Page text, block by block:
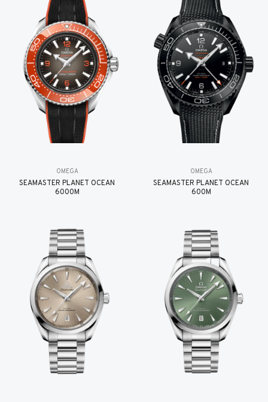
OMEGA
SEAMASTER PLANET OCEAN
6000M
OMEGA
SEAMASTER PLANET OCEAN
600M